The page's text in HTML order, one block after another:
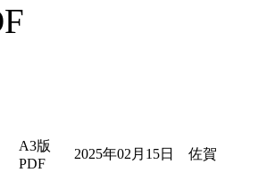
A3版
PDF
2025年02月15日 佐賀